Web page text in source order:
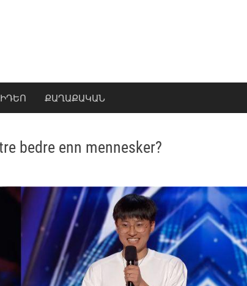
ՔԱՂԱՔԱԿԱՆ
bedre enn mennesker?